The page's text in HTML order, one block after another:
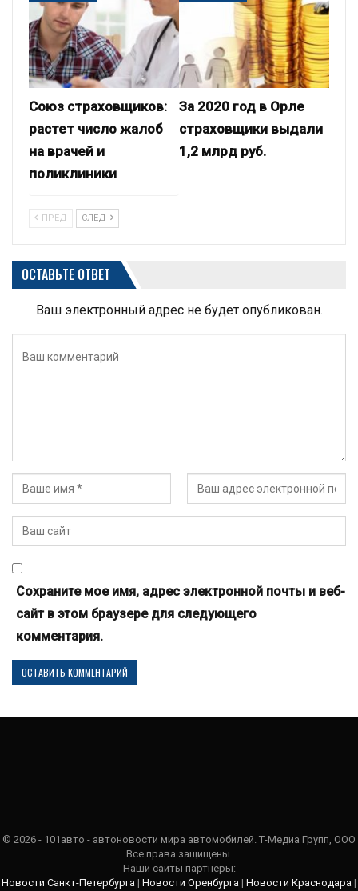
Союз страховщиков:
растет число жалоб
на врачей и
поликлиники
За 2020 год в Орле
страховщики выдали
1,2 млрд руб.
ПРЕД СЛЕД
ОСТАВЬТЕ ОТВЕТ
Ваш электронный адрес не будет опубликован.
Сохраните мое имя, адрес электронной почты и веб-
сайт в этом браузере для следующего
комментария.
© 2026 - 101авто - автоновости мира автомобилей. Т-Медиа Групп, ООО
Все права защищены.
Наши сайты партнеры:
Новости Санкт-Петербурга | Новости Оренбурга | Новости Краснодара |